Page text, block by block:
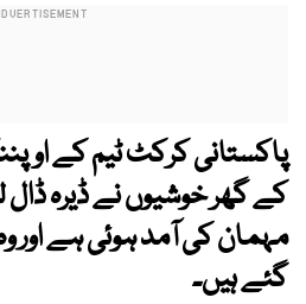
پاکستانی کرکٹ ٹیم کے
کے گھر خوشیوں نے ڈیرہ ڈال
مہمان کی آمد ہوئی ہے اور
گئے ہیں۔